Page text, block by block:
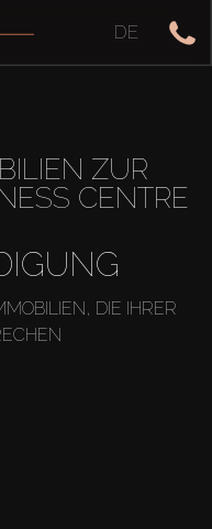
DE
ZUR
CENTRE
DIE IHRER